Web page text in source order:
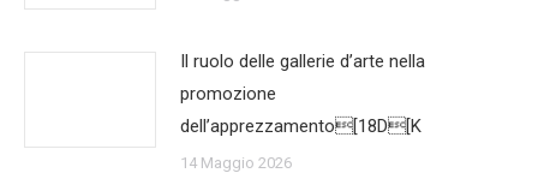
Il ruolo delle gallerie d’arte nella
promozione
dell’apprezzamento[18D[K
14 Maggio 2026